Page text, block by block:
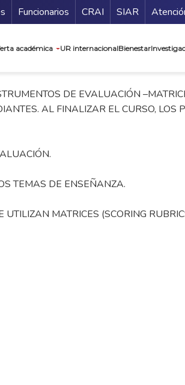
Funcionarios Guía de
CRAI SIAR
académica UR internacionalBienestar
DE EVALUACIÓN
AL FINALIZAR EL CURSO, LOS
TEMAS DE ENSEÑANZA.
MATRICES (SCORING